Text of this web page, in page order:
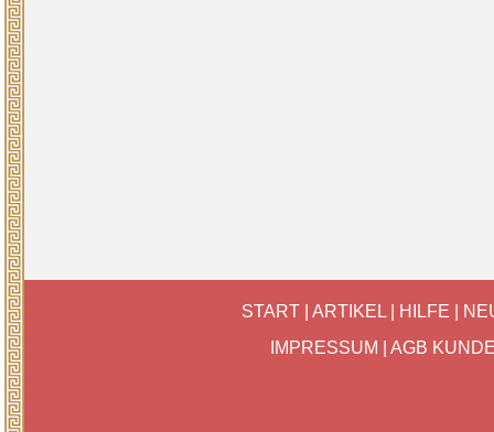
START |ARTIKEL HILFE
IMPRESSUM
|AGB